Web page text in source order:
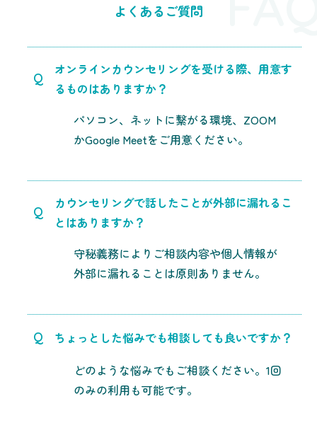
よくあるご質問
Q
オンラインカウンセリングを受ける際、用意す
るものはありますか？
パソコン、ネットに繋がる環境、ZOOM
かGoogle Meetをご用意ください。
Q
カウンセリングで話したことが外部に漏れるこ
とはありますか？
守秘義務によりご相談内容や個人情報が
外部に漏れることは原則ありません。
Q
ちょっとした悩みでも相談しても良いですか？
どのような悩みでもご相談ください。1回
のみの利用も可能です。